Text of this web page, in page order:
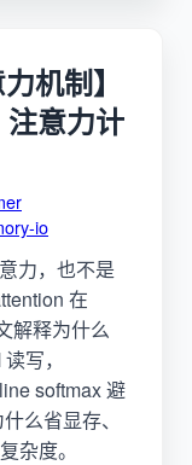
机制】
意力计
io
力，也不是
在
解释为什么
写，
softmax 避
么省显存、
杂度。